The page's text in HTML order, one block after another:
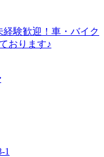
験歓迎！車・バイク
おります♪
1